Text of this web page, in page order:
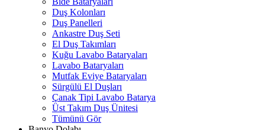
Duş Kolonları
Duş Panelleri
Ankastre Duş Seti
El Duş Takımları
Kuğu Lavabo Bataryaları
Lavabo Bataryaları
Mutfak Eviye Bataryaları
Sürgülü El Duşları
Çanak Tipi Lavabo Batarya
Üst Takım Duş Ünitesi
Tümünü Gör